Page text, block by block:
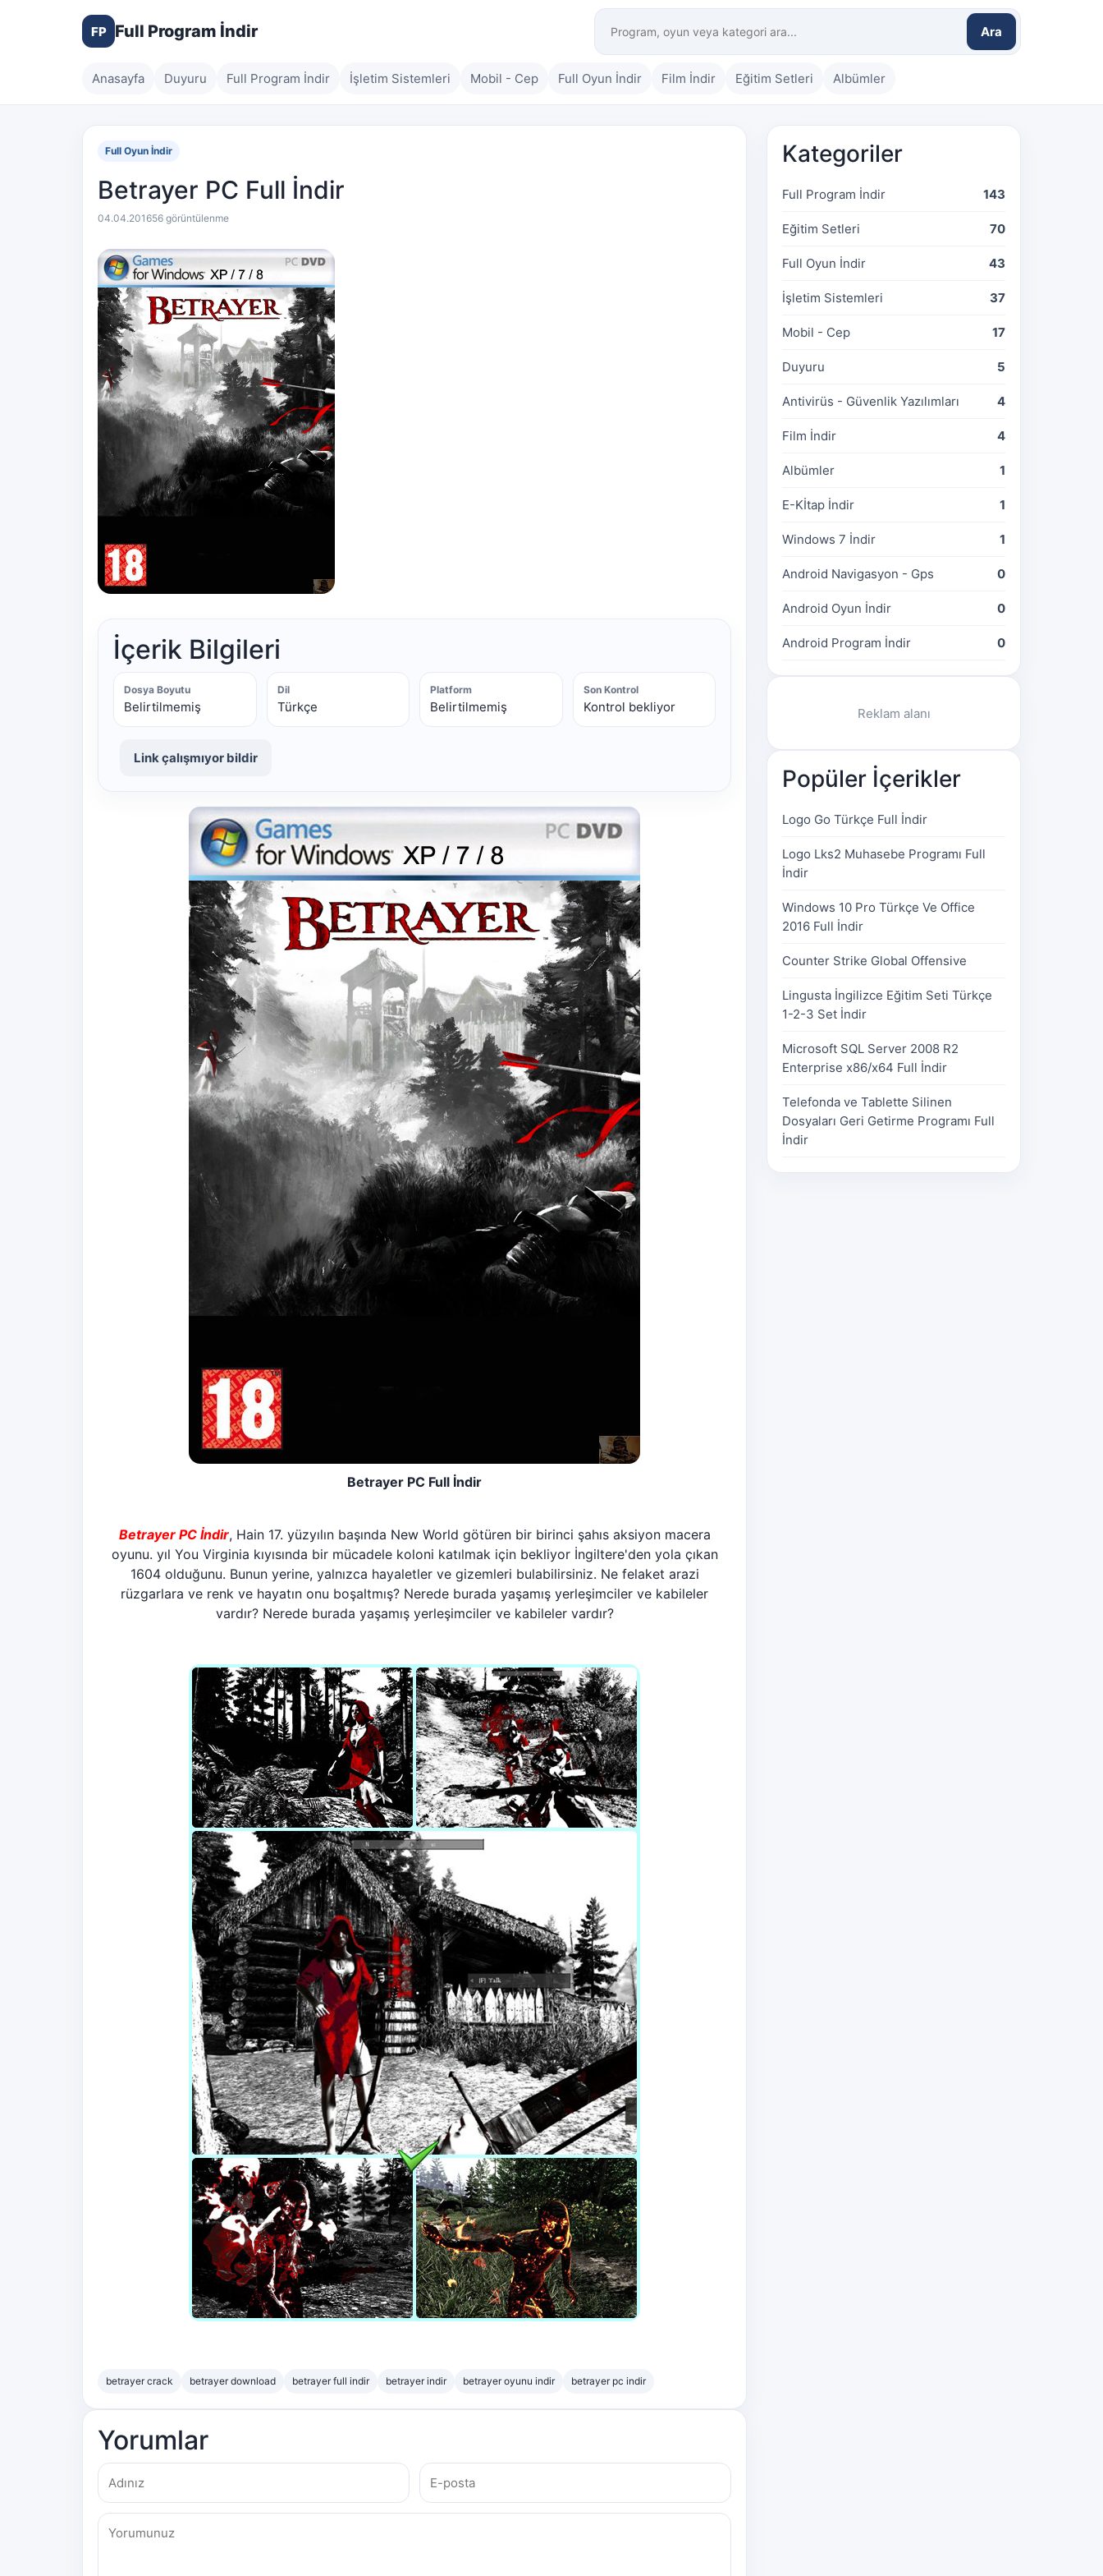
FP Full Program İndir Ara
Anasayfa Duyuru Full Program İndir İşletim Sistemleri Mobil - Cep Full Oyun İndir Film İndir Eğitim Setleri Albümler
Full Oyun İndir
Betrayer PC Full İndir
04.04.201656 görüntülenme
İçerik Bilgileri
Dosya Boyutu
Belirtilmemiş
Dil
Türkçe
Platform
Belirtilmemiş
Son Kontrol
Kontrol bekliyor
Link çalışmıyor bildir
Betrayer PC Full İndir
Betrayer PC İndir, Hain 17. yüzyılın başında New World götüren bir birinci şahıs aksiyon macera
oyunu. yıl You Virginia kıyısında bir mücadele koloni katılmak için bekliyor İngiltere'den yola çıkan
1604 olduğunu. Bunun yerine, yalnızca hayaletler ve gizemleri bulabilirsiniz. Ne felaket arazi
rüzgarlara ve renk ve hayatın onu boşaltmış? Nerede burada yaşamış yerleşimciler ve kabileler
vardır? Nerede burada yaşamış yerleşimciler ve kabileler vardır?
betrayer crack betrayer download betrayer full indir betrayer indir betrayer oyunu indir betrayer pc indir
Yorumlar
Kategoriler
Full Program İndir 143
Eğitim Setleri 70
Full Oyun İndir 43
İşletim Sistemleri 37
Mobil - Cep 17
Duyuru 5
Antivirüs - Güvenlik Yazılımları 4
Film İndir 4
Albümler 1
E-Kİtap İndir 1
Windows 7 İndir 1
Android Navigasyon - Gps 0
Android Oyun İndir 0
Android Program İndir 0
Reklam alanı
Popüler İçerikler
Logo Go Türkçe Full İndir
Logo Lks2 Muhasebe Programı Full
İndir
Windows 10 Pro Türkçe Ve Office
2016 Full İndir
Counter Strike Global Offensive
Lingusta İngilizce Eğitim Seti Türkçe
1-2-3 Set İndir
Microsoft SQL Server 2008 R2
Enterprise x86/x64 Full İndir
Telefonda ve Tablette Silinen
Dosyaları Geri Getirme Programı Full
İndir